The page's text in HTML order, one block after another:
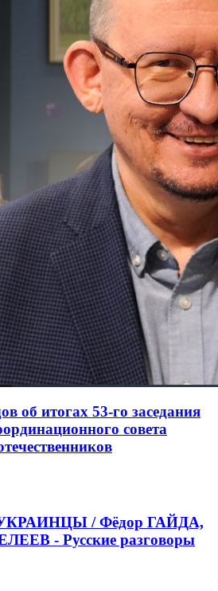
об итогах 53-го заседания
совета
/ Фёдор ГАЙДА,
- Русские разговоры